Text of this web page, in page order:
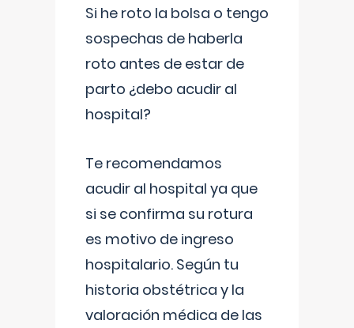
Si he roto la bolsa o tengo
sospechas de haberla
roto antes de estar de
parto ¿debo acudir al
hospital?
Te recomendamos
acudir al hospital ya que
si se confirma su rotura
es motivo de ingreso
hospitalario. Según tu
historia obstétrica y la
valoración médica de las